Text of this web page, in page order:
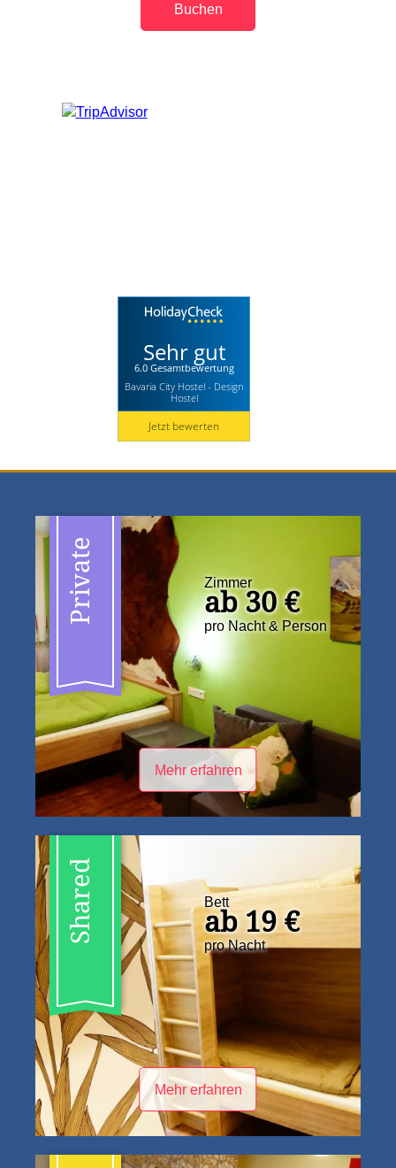
Buchen
Sehr gut
6.0 Gesamtbewertung
Bavaria City Hostel - Design
Hostel
Jetzt bewerten
Private Zimmer
ab 30 €
pro Nacht & Person
Mehr erfahren
Shared Bett
ab 19 €
pro Nacht
Mehr erfahren